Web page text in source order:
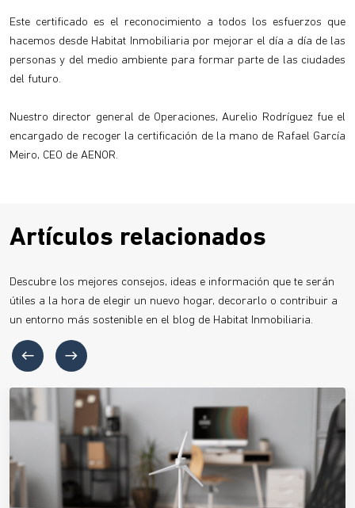
Este certificado es el reconocimiento a todos los esfuerzos que
hacemos desde Habitat Inmobiliaria por mejorar el día a día de las
personas y del medio ambiente para formar parte de las ciudades
del futuro.
Nuestro director general de Operaciones, Aurelio Rodríguez fue el
encargado de recoger la certificación de la mano de Rafael García
Meiro, CEO de AENOR.
Artículos relacionados
Descubre los mejores consejos, ideas e información que te serán
útiles a la hora de elegir un nuevo hogar, decorarlo o contribuir a
un entorno más sostenible en el blog de Habitat Inmobiliaria.